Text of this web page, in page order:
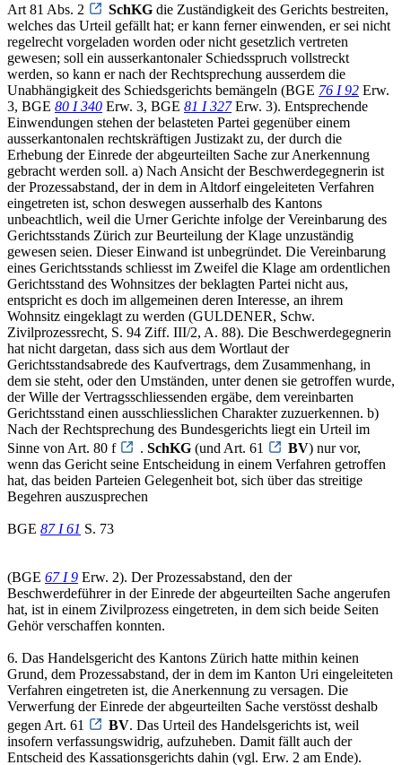
Art 81 Abs. 2
SchKG die Zuständigkeit des Gerichts bestreiten,
welches das Urteil gefällt hat; er kann ferner einwenden, er sei nicht
regelrecht vorgeladen worden oder nicht gesetzlich vertreten
gewesen; soll ein ausserkantonaler Schiedsspruch vollstreckt
werden, so kann er nach der Rechtsprechung ausserdem die
Unabhängigkeit des Schiedsgerichts bemängeln (BGE 76 I 92 Erw.
3, BGE 80 I 340 Erw. 3, BGE 81 I 327Erw. 3). Entsprechende
Einwendungen stehen der belasteten Partei gegenüber einem
ausserkantonalen rechtskräftigen Justizakt zu, der durch die
Erhebung der Einrede der abgeurteilten Sache zur Anerkennung
gebracht werden soll. a) Nach Ansicht der Beschwerdegegnerin ist
der Prozessabstand, der in dem in Altdorf eingeleiteten Verfahren
eingetreten ist, schon deswegen ausserhalb des Kantons
unbeachtlich, weil die Urner Gerichte infolge der Vereinbarung des
Gerichtsstands Zürich zur Beurteilung der Klage unzuständig
gewesen seien. Dieser Einwand ist unbegründet. Die Vereinbarung
eines Gerichtsstands schliesst im Zweifel die Klage am ordentlichen
Gerichtsstand des Wohnsitzes der beklagten Partei nicht aus,
entspricht es doch im allgemeinen deren Interesse, an ihrem
Wohnsitz eingeklagt zu werden (GULDENER, Schw.
Zivilprozessrecht, S. 94 Ziff. III/2, A. 88). Die Beschwerdegegnerin
hat nicht dargetan, dass sich aus dem Wortlaut der
Gerichtsstandsabrede des Kaufvertrags, dem Zusammenhang, in
dem sie steht, oder den Umständen, unter denen sie getroffen wurde,
der Wille der Vertragsschliessenden ergäbe, dem vereinbarten
Gerichtsstand einen ausschliesslichen Charakter zuzuerkennen. b)
Nach der Rechtsprechung des Bundesgerichts liegt ein Urteil im
Sinne von Art. 80 f
. SchKG (und Art. 61 BV) nur vor,
wenn das Gericht seine Entscheidung in einem Verfahren getroffen
hat, das beiden Parteien Gelegenheit bot, sich über das streitige
Begehren auszusprechen
BGE 87 I 61 S. 73
(BGE 67 I 9 Erw. 2). Der Prozessabstand, den der
Beschwerdeführer in der Einrede der abgeurteilten Sache angerufen
hat, ist in einem Zivilprozess eingetreten, in dem sich beide Seiten
Gehör verschaffen konnten.
6. Das Handelsgericht des Kantons Zürich hatte mithin keinen
Grund, dem Prozessabstand, der in dem im Kanton Uri eingeleiteten
Verfahren eingetreten ist, die Anerkennung zu versagen. Die
Verwerfung der Einrede der abgeurteilten Sache verstösst deshalb
gegen Art. 61
BV. Das Urteil des Handelsgerichts ist, weil
insofern verfassungswidrig, aufzuheben. Damit fällt auch der
Entscheid des Kassationsgerichts dahin (vgl. Erw. 2 am Ende).